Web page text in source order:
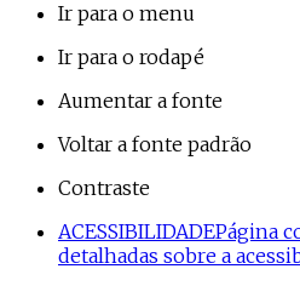
Ir para o menu
Ir para o rodapé
Aumentar a fonte
Voltar a fonte padrão
Contraste
ACESSIBILIDADEPágina
detalhadas sobre a